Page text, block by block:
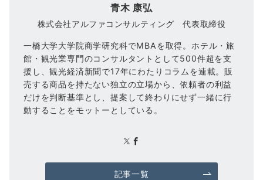
青木 康弘
株式会社アルファコンサルティング 代表取締役
一橋大学大学院商学研究科でMBAを取得。ホテル・旅
館・観光業専門のコンサルタントとして500件超を支
援し、観光経済新聞で17年にわたりコラムを連載。販
売する商品を持たない独立の立場から、依頼者の利益
だけを判断基準とし、提案して終わりにせず一緒に行
動することをモットーとしている。
記事一覧